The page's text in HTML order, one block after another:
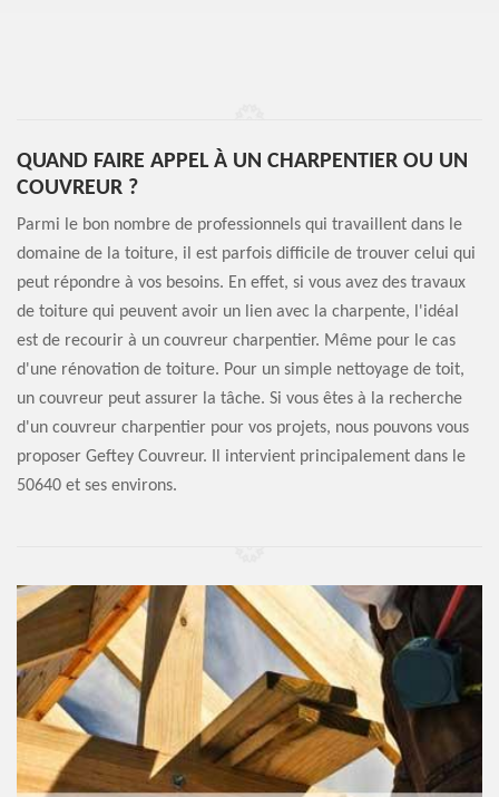
QUAND FAIRE APPEL À UN CHARPENTIER OU UN
COUVREUR ?
Parmi le bon nombre de professionnels qui travaillent dans le
domaine de la toiture, il est parfois difficile de trouver celui qui
peut répondre à vos besoins. En effet, si vous avez des travaux
de toiture qui peuvent avoir un lien avec la charpente, l'idéal
est de recourir à un couvreur charpentier. Même pour le cas
d'une rénovation de toiture. Pour un simple nettoyage de toit,
un couvreur peut assurer la tâche. Si vous êtes à la recherche
d'un couvreur charpentier pour vos projets, nous pouvons vous
proposer Geftey Couvreur. Il intervient principalement dans le
50640 et ses environs.